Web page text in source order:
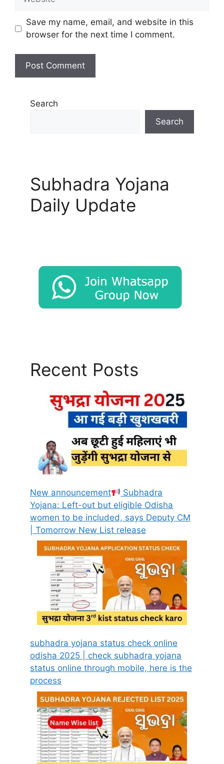
Save my name, email, and website in this
browser for the next time I comment.
Search
Search
Subhadra Yojana
Daily Update
Recent Posts
New announcement
Subhadra
Yojana: Left-out but eligible Odisha
women to be included, says Deputy CM
| Tomorrow New List release
subhadra yojana status check online
odisha 2025 | check subhadra yojana
status online through mobile, here is the
process